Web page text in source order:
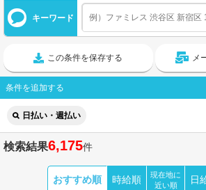
キーワード
この条件を保存する メ
条件を追加する
日払い・週払い
検索結果6,175件
おすすめ順 時給順
現在地に
近い順
日